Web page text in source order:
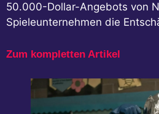
50.000-Dollar-Angebots von
Spieleunternehmen die
Zum kompletten Artikel